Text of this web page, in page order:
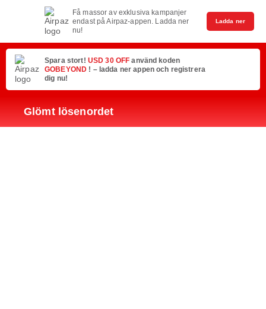
Få massor av exklusiva kampanjer
endast på Airpaz-appen. Ladda ner
nu!
Ladda ner
Spara stort! USD 30 OFFanvänd koden
GOBEYOND ! – ladda ner appen och registrera
dig nu!
Glömt lösenordet